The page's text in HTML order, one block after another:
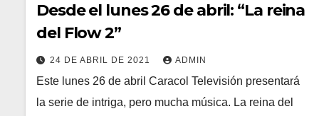
Desde el lunes 26 de abril: “La reina
del Flow 2”
24 DE ABRIL DE 2021 ADMIN
Este lunes 26 de abril Caracol Televisión presentará
la serie de intriga, pero mucha música. La reina del